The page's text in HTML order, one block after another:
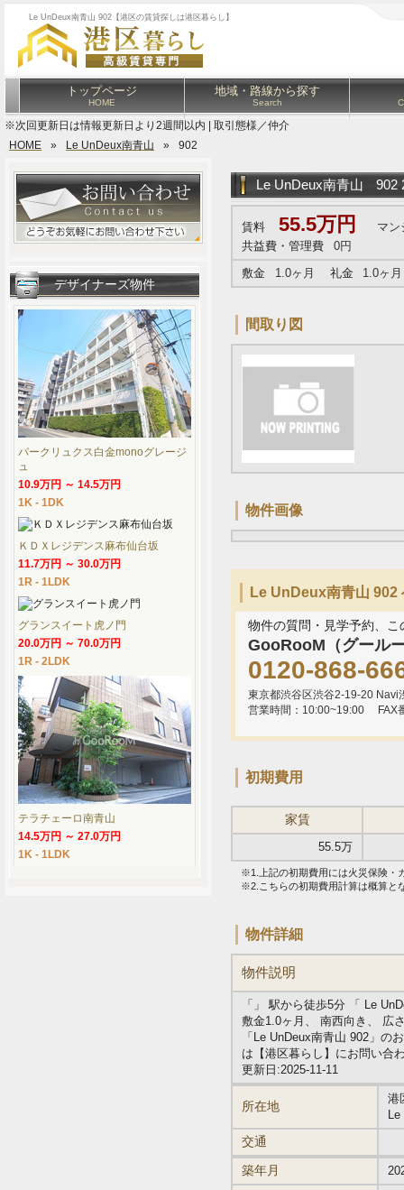
Le UnDeux南青山 902【港区の賃貸探しは港区暮らし】
トップページ
HOME
地域・路線から探す
Search
※次回更新日は情報更新日より2週間以内 | 取引態様／仲介
HOME
» Le UnDeux南青山 » 902
Le UnDeux南青山 902
賃料 55.5万円
マン
共益費・管理費
0円
敷金
1.0ヶ月 礼金 1.0ヶ月
間取り図
物件画像
Le UnDeux南青山 902
物件の質問・見学予約、
GooRooM（グール
0120-868-
東京都渋谷区渋谷2-19-20 Navi
営業時間：10:00~19:00
FAX
初期費用
家賃
55.5万
※1.上記の初期費用には火災保険・
※2.こちらの初期費用計算は概算と
物件詳細
物件説明
「」 駅から徒歩5分 「 Le
敷金1.0ヶ月、 南西向き、 広
「Le UnDeux南青山 902」の
は【港区暮らし】にお問い合
更新日:2025-11-11
所在地
港
交通
築年月
デザイナーズ物件
パークリュクス白金monoグレージ
ュ
10.9万円 ～ 14.5万円
1K - 1DK
ＫＤＸレジデンス麻布仙台坂
11.7万円 ～ 30.0万円
1R - 1LDK
グランスイート虎ノ門
20.0万円 ～ 70.0万円
1R - 2LDK
テラチェーロ南青山
14.5万円 ～ 27.0万円
1K - 1LDK